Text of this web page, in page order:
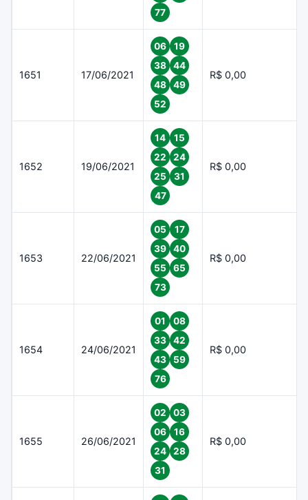
77
1651 17/06/2021
06
19
38
44
48
49
52
R$ 0,00
1652 19/06/2021
14
15
22
24
25
31
47
R$ 0,00
1653 22/06/2021
05
17
39
40
55
65
73
R$ 0,00
1654 24/06/2021
01
08
33
42
43
59
76
R$ 0,00
1655 26/06/2021
02
03
06
16
24
28
31
R$ 0,00